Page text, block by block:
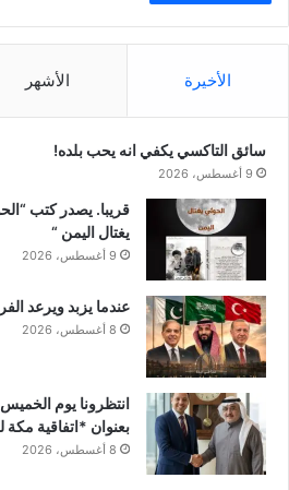
الأخيرة الأشهر
سائق التاكسي يكفي انه يحب بلده!
9 أغسطس، 2026
قريبا. يصدر كتب
يغتال اليمن “
9 أغسطس، 2026
عندما يزبد ويرعد
8 أغسطس، 2026
انتظرونا يوم
بعنوان *اتفاقية
8 أغسطس، 2026